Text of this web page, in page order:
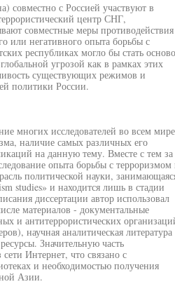
совместно с Россией участвуют в
центр СНГ,
совместные меры противодействия
или негативного опыта борьбы с
республиках могло бы стать
угрозой как в рамках этих
существующих режимов и
политики России.
многих исследователей во всем
наличие самых различных его
на данную тему. Вместе с тем за
опыта борьбы с терроризмом
политической науки,
studies» и находится лишь в стадии
диссертации автор использовал
материалов - документальные
и антитеррористических
научная аналитическая литература
Значительную часть
Интернет, что связано с
и необходимостью получения
Азии.